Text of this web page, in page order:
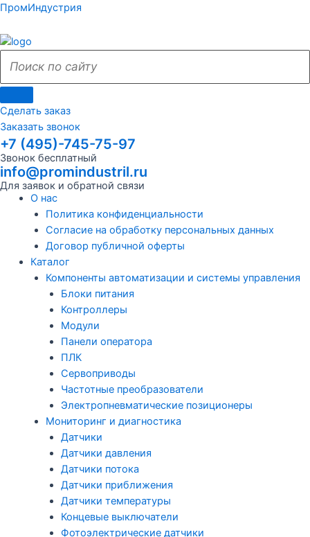
Перейти
содержимому
ПромИндустрия
Поиск
сайту
Поиск
Сделать заказ
Заказать звонок
+7 (495)-745-75-97
Звонок бесплатный
info@promindustril.ru
Для заявок и обратной связи
Меню
О нас
Политика конфиденциальности
Согласие на обработку персональных данных
Договор публичной оферты
Каталог
Компоненты автоматизации и системы управления
Блоки питания
Контроллеры
Модули
Панели оператора
ПЛК
Сервоприводы
Частотные преобразователи
Электропневматические позиционеры
Мониторинг и диагностика
Датчики
Датчики давления
Датчики потока
Датчики приближения
Датчики температуры
Концевые выключатели
Фотоэлектрические датчики
Поиск
сайту
Поиск
Меню